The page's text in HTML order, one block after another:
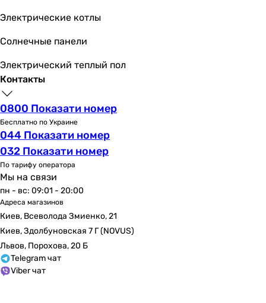
Электрические котлы
Солнечные панели
Электрический теплый пол
Контакты
0800 Показати номер
Бесплатно по Украине
044 Показати номер
032 Показати номер
По тарифу оператора
Мы на связи
пн - вс: 09:01 - 20:00
Адреса магазинов
Киев, Всеволода Змиенко, 21
Киев, Здолбуновская 7 Г (NOVUS)
Львов, Порохова, 20 Б
Telegram чат
Viber чат